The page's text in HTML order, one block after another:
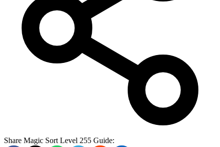
Share Magic Sort Level 255 Guide: